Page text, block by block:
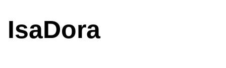
IsaDora